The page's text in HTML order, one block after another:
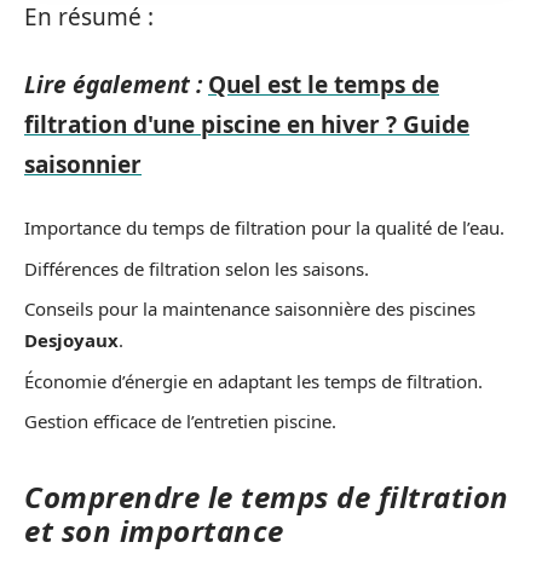
En résumé :
Lire également : Quel est le temps de
filtration d'une piscine en hiver ? Guide
saisonnier
Importance du temps de filtration pour la qualité de l’eau.
Différences de filtration selon les saisons.
Conseils pour la maintenance saisonnière des piscines
Desjoyaux.
Économie d’énergie en adaptant les temps de filtration.
Gestion efficace de l’entretien piscine.
Comprendre le temps de filtration
et son importance